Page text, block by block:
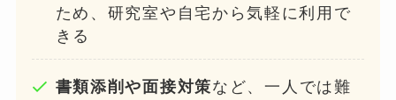
ため、研究室や自宅から気軽に利用で
きる
書類添削や面接対策など、一人では難